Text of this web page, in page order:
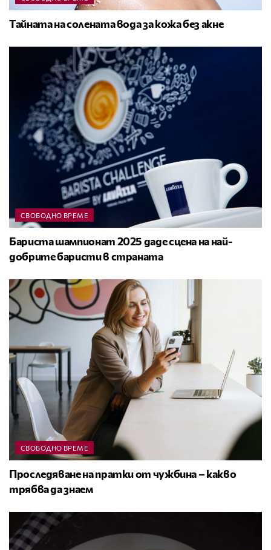
Тайната на солената вода за кожа без акне
СВОБОДНО ВРЕМЕ
Бариста шампионат 2025 даде сцена на най-
добрите баристи в страната
СВОБОДНО ВРЕМЕ
Проследяване на пратки от чужбина – какво
трябва да знаем